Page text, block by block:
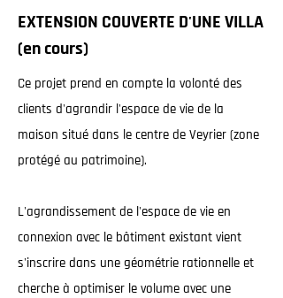
EXTENSION COUVERTE D'UNE VILLA
(en cours)
Ce projet prend en compte la volonté des
clients d'agrandir l'espace de vie de la
maison situé dans le centre de Veyrier (zone
protégé au patrimoine).
L'agrandissement de l'espace de vie en
connexion avec le bâtiment existant vient
s'inscrire dans une géométrie rationnelle et
cherche à optimiser le volume avec une